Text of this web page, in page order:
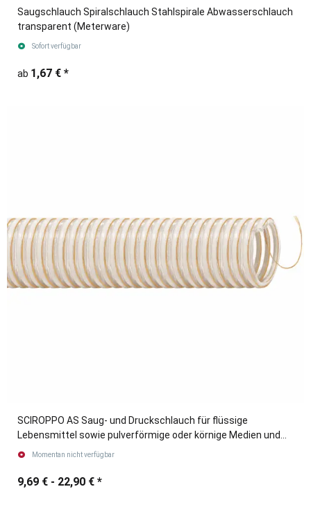
Saugschlauch Spiralschlauch Stahlspirale Abwasserschlauch
transparent (Meterware)
Sofort verfügbar
ab 1,67 € *
SCIROPPO AS Saug- und Druckschlauch für flüssige
Lebensmittel sowie pulverförmige oder körnige Medien und
Holz-Pellets
Momentan nicht verfügbar
9,69 € - 22,90 € *